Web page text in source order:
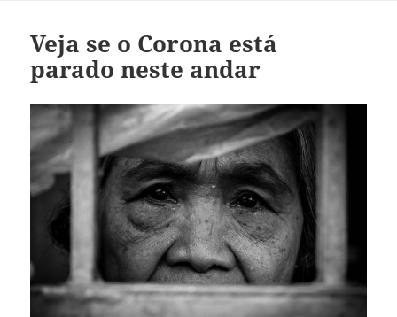
Veja se o Corona está
parado neste andar